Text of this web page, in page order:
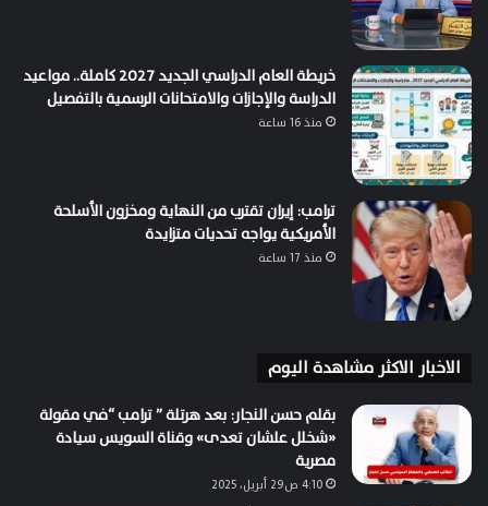
خريطة العام الدراسي الجديد 2027 كاملة.. مواعيد
الدراسة والإجازات والامتحانات الرسمية بالتفصيل
منذ 16 ساعة
ترامب: إيران تقترب من النهاية ومخزون الأسلحة
الأمريكية يواجه تحديات متزايدة
منذ 17 ساعة
الاخبار الاكثر مشاهدة اليوم
بقلم حسن النجار: بعد هرتلة ” ترامب “في مقولة
«شخلل علشان تعدى» وقناة السويس سيادة
مصرية
4:10 ص29 أبريل، 2025